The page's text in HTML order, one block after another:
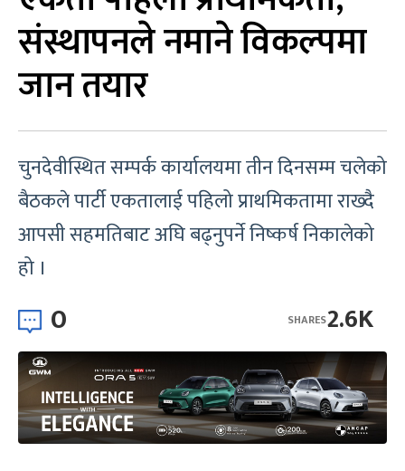
संस्थापनले नमाने विकल्पमा
जान तयार
चुनदेवीस्थित सम्पर्क कार्यालयमा तीन दिनसम्म चलेको
बैठकले पार्टी एकतालाई पहिलो प्राथमिकतामा राख्दै
आपसी सहमतिबाट अघि बढ्नुपर्ने निष्कर्ष निकालेको
हो ।
0 2.6K
SHARES